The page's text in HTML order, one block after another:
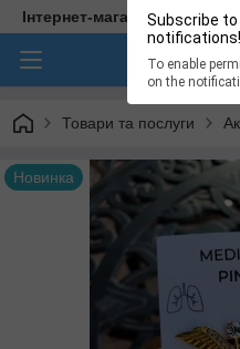
Subscribe to
notifications!
To enable
on the
Інтернет-магазин
Товари та послуги
Новинка